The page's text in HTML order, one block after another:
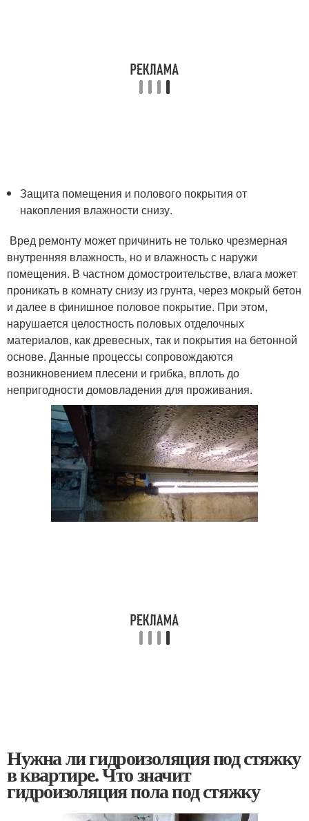
Защита помещения и полового покрытия от
накопления влажности снизу.
Вред ремонту может причинить не только чрезмерная
внутренняя влажность, но и влажность с наружи
помещения. В частном домостроительстве, влага может
проникать в комнату снизу из грунта, через мокрый бетон
и далее в финишное половое покрытие. При этом,
нарушается целостность половых отделочных
материалов, как древесных, так и покрытия на бетонной
основе. Данные процессы сопровождаются
возникновением плесени и грибка, вплоть до
непригодности домовладения для проживания.
Нужна ли гидроизоляция под стяжку
в квартире. Что значит
гидроизоляция пола под стяжку